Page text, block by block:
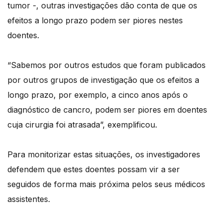
tumor -, outras investigações dão conta de que os
efeitos a longo prazo podem ser piores nestes
doentes.
“Sabemos por outros estudos que foram publicados
por outros grupos de investigação que os efeitos a
longo prazo, por exemplo, a cinco anos após o
diagnóstico de cancro, podem ser piores em doentes
cuja cirurgia foi atrasada”, exemplificou.
Para monitorizar estas situações, os investigadores
defendem que estes doentes possam vir a ser
seguidos de forma mais próxima pelos seus médicos
assistentes.